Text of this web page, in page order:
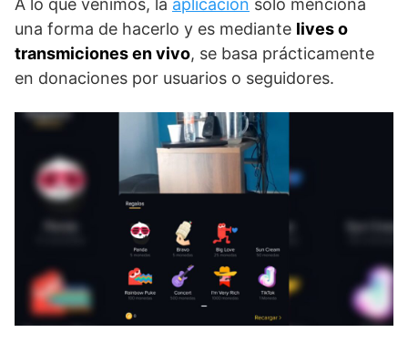
una forma de hacerlo y es mediante lives o
transmiciones en vivo, se basa prácticamente
en donaciones por usuarios o seguidores.